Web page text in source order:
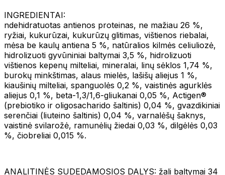
INGREDIENTAI:
ndehidratuotas antienos proteinas, ne mažiau 26 %,
ryžiai, kukurūzai, kukurūzų glitimas, vištienos riebalai,
mėsa be kaulų antiena 5 %, natūralios kilmės celiuliozė,
hidrolizuoti gyvūniniai baltymai 3,5 %, hidrolizuoti
vištienos kepenų milteliai, mineralai, linų sėklos 1,74 %,
burokų minkštimas, alaus mielės, lašišų aliejus 1 %,
kiaušinių milteliai, spanguolės 0,2 %, vaistinės agurklės
aliejus 0,1 %, beta-1,3/1,6-gliukanai 0,05 %, Actigen®
(prebiotiko ir oligosacharido šaltinis) 0,04 %, gvazdikiniai
serenčiai (liuteino šaltinis) 0,04 %, varnalėšų šaknys,
vaistinė svilarožė, ramunėlių žiedai 0,03 %, dilgėlės 0,03
%, čiobreliai 0,015 %.
ANALITINĖS SUDEDAMOSIOS DALYS: žali baltymai 34